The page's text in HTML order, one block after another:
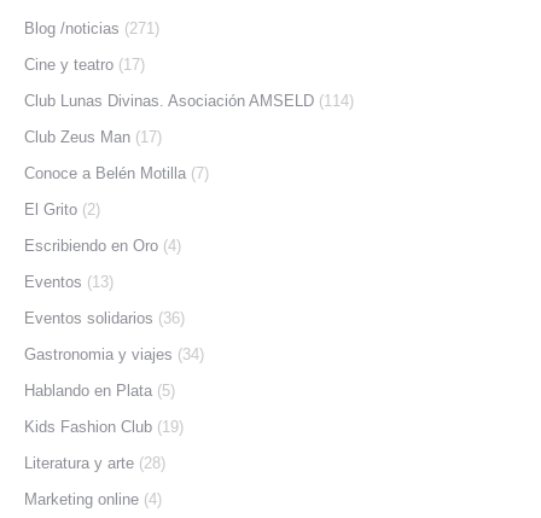
Blog /noticias (271)
Cine y teatro (17)
Club Lunas Divinas. Asociación AMSELD (114)
Club Zeus Man (17)
Conoce a Belén Motilla (7)
El Grito (2)
Escribiendo en Oro (4)
Eventos (13)
Eventos solidarios (36)
Gastronomia y viajes (34)
Hablando en Plata (5)
Kids Fashion Club (19)
Literatura y arte (28)
Marketing online (4)